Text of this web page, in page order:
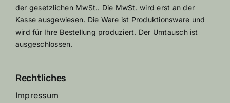
der gesetzlichen MwSt.. Die MwSt. wird erst an der
Kasse ausgewiesen. Die Ware ist Produktionsware und
wird für Ihre Bestellung produziert. Der Umtausch ist
ausgeschlossen.
Rechtliches
Impressum